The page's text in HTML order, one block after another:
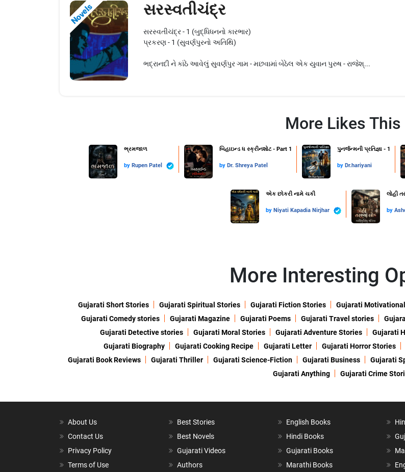
Novels સરસ્વતીચંદ્ર
સરસ્વતીચંદ્ર - 1 (બુદ્ધિધનનો કારભાર)
પ્રકરણ - 1 (સુવર્ણપુરનો અતિથિ)
ભદ્રાનદી ને કાંઠે આવેલું સુવર્ણપુર ગામ - મછવામાં બેઠેલ એક યુવાન પુરુષ - રાજેશ્...
More Likes This
ભ્રમજાળ
by Rupen Patel
બિહાઇન્ડ ધ સ્ક્રીનશોટ - Part 1
by Dr. Shreya Patel
પુનર્જન્મની પ્રતિજ્ઞા - 1
by Dr.hariyani
એક છોકરી નામે ચકી
by Niyati Kapadia Nirjhar
લોહી
by
More Interesting
Gujarati Short Stories Gujarati Spiritual Stories Gujarati Fiction Stories Gujarati
Gujarati Comedy stories
Gujarati Magazine Gujarati Poems Gujarati Travel stories
Gujarati Detective stories
Gujarati Moral Stories Gujarati Adventure Stories Gujarati
Gujarati Biography
Gujarati Cooking Recipe Gujarati Letter Gujarati Horror Stories
Gujarati Book Reviews
Gujarati Thriller Gujarati Science-Fiction Gujarati Business Gujarati
Gujarati Anything
Gujarati Crime
About Us
Contact Us
Privacy Policy
Terms of Use
Best Stories
Best Novels
Gujarati Videos
Authors
English Books
Hindi Books
Gujarati Books
Marathi Books